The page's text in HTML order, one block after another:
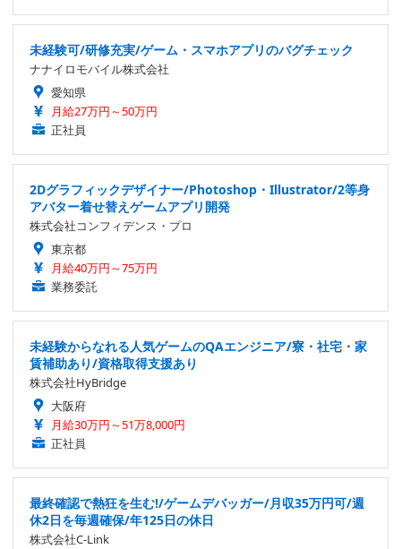
未経験可/研修充実/ゲーム・スマホアプリのバグチェック
ナナイロモバイル株式会社
愛知県
月給27万円～50万円
正社員
2Dグラフィックデザイナー/Photoshop・Illustrator/2等身
アバター着せ替えゲームアプリ開発
株式会社コンフィデンス・プロ
東京都
月給40万円～75万円
業務委託
未経験からなれる人気ゲームのQAエンジニア/寮・社宅・家
賃補助あり/資格取得支援あり
株式会社HyBridge
大阪府
月給30万円～51万8,000円
正社員
最終確認で熱狂を生む!/ゲームデバッガー/月収35万円可/週
休2日を毎週確保/年125日の休日
株式会社C-Link